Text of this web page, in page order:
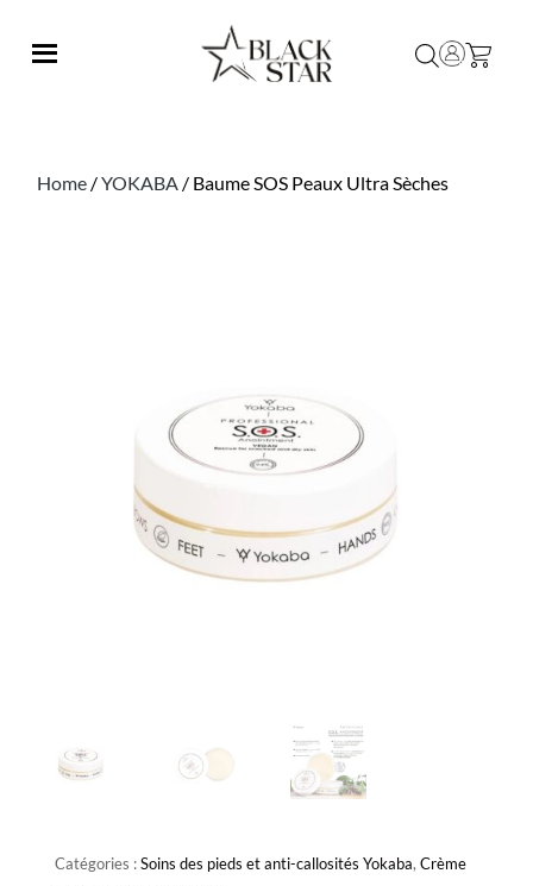
Home /YOKABA / Baume SOS Peaux Ultra Sèches
Catégories :Soins des pieds et anti-callosités Yokaba, Crème